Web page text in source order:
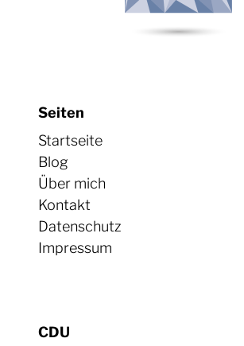
Seiten
Startseite
Blog
Über mich
Kontakt
Datenschutz
Impressum
CDU